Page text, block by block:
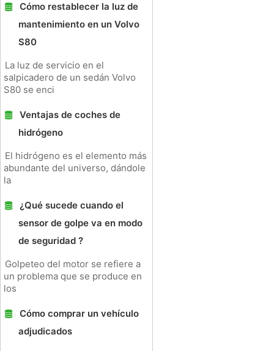
Cómo restablecer la luz de
mantenimiento en un Volvo
S80
La luz de servicio en el
salpicadero de un sedán Volvo
S80 se enci
Ventajas de coches de
hidrógeno
El hidrógeno es el elemento más
abundante del universo, dándole
la
¿Qué sucede cuando el
sensor de golpe va en modo
de seguridad ?
Golpeteo del motor se refiere a
un problema que se produce en
los
Cómo comprar un vehículo
adjudicados